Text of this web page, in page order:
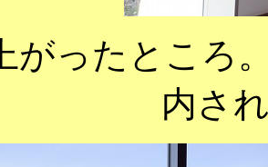
がったところ
内さ